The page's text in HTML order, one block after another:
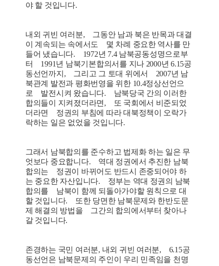
야 할 것입니다.
내외 귀빈 여러분, 그동안 남과 북은 반목과 대결
이 계속되는 속에서도 몇 차례 중요한 역사를 만
들어 냈습니다. 1972년 7.4 남북공동성명으로부
터 1991년 남북기본합의서를 지나 2000년 6.15공
동선언까지, 그리고 그 토대 위에서 2007년 남
북관계 발전과 평화번영을 위한 10.4정상선언으
로 발전시켜 왔습니다. 남북당국 간의 이러한
합의들이 지켜졌더라면, 또 국회에서 비준되었
더라면 정권의 부침에 따라 대북정책이 오락가
락하는 일은 없었을 것입니다.
그래서 남북합의를 준수하고 법제화 하는 일은 무
엇보다 중요합니다. 역대 정권에서 추진한 남북
합의는 정권이 바뀌어도 반드시 존중되어야 하
는 중요한 자산입니다. 정부는 역대 정권의 남북
합의를 남북이 함께 되돌아가야할 원칙으로 대
할 것입니다. 또한 당면한 남북문제와 한반도문
제 해결의 방법을 그간의 합의에서부터 찾아나
갈 것입니다.
존경하는 국민 여러분, 내외 귀빈 여러분, 6.15공
동선언은 남북문제의 주인이 우리 민족임을 천명